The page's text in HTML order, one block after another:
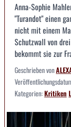
Anna-Sophie
"Turandot" einen
nicht mit einem
Schutzwall von
bekommt sie zur
Geschrieben von
Kategorien:Kritiken